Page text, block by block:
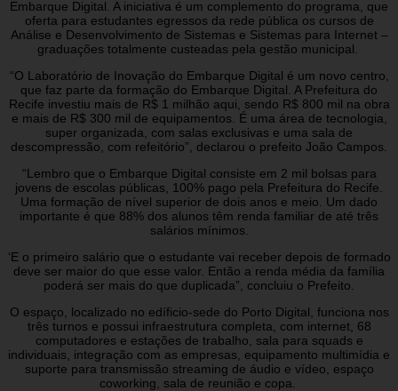
Embarque Digital. A iniciativa é um complemento do programa, que
oferta para estudantes egressos da rede pública os cursos de
Análise e Desenvolvimento de Sistemas e Sistemas para Internet –
graduações totalmente custeadas pela gestão municipal.
“O Laboratório de Inovação do Embarque Digital é um novo centro,
que faz parte da formação do Embarque Digital. A Prefeitura do
Recife investiu mais de R$ 1 milhão aqui, sendo R$ 800 mil na obra
e mais de R$ 300 mil de equipamentos. É uma área de tecnologia,
super organizada, com salas exclusivas e uma sala de
descompressão, com refeitório”, declarou o prefeito João Campos.
“Lembro que o Embarque Digital consiste em 2 mil bolsas para
jovens de escolas públicas, 100% pago pela Prefeitura do Recife.
Uma formação de nível superior de dois anos e meio. Um dado
importante é que 88% dos alunos têm renda familiar de até três
salários mínimos.
‘E o primeiro salário que o estudante vai receber depois de formado
deve ser maior do que esse valor. Então a renda média da família
poderá ser mais do que duplicada”, concluiu o Prefeito.
O espaço, localizado no edíficio-sede do Porto Digital, funciona nos
três turnos e possui infraestrutura completa, com internet, 68
computadores e estações de trabalho, sala para squads e
individuais, integração com as empresas, equipamento multimídia e
suporte para transmissão streaming de áudio e vídeo, espaço
coworking, sala de reunião e copa.